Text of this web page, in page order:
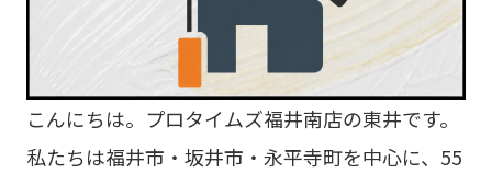
こんにちは。プロタイムズ福井南店の東井です。
私たちは福井市・坂井市・永平寺町を中心に、55